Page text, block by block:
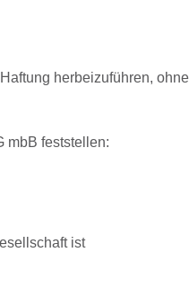
herbeizuführen,
mbB feststellen:
ist